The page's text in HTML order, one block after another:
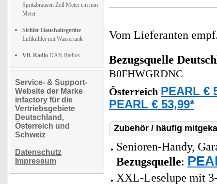
Spritzbrausen Zoll Meter cm mm
Meter
Sichler Haushaltsgeräte
Luftkühler mit Wassertank
VR-Radio DAB-Radios
Service- & Support-
Website der Marke
infactory für die
Vertriebsgebiete
Deutschland,
Österreich und
Schweiz
Datenschutz
Impressum
Vom Lieferanten
Bezugsquelle
B0FHWGRDNC
Österreich PEARL €
PEARL € 53,99*
Zubehör / häufig
Senioren-Handy,
Bezugsquelle:
XXL-Leselupe mit